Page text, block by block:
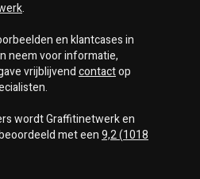
.
en klantcases in
neem voor informatie,
vrijblijvendcontactop
wordtGraffitinetwerken
met een9,2(1018